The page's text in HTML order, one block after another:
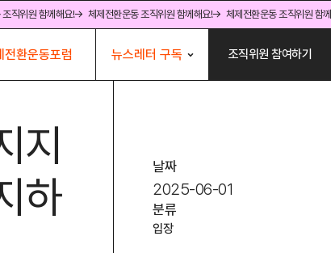
직위원 함께해요!→ 체제전환운동 조직위원 함께해요!→ 체제전환운동 조직위원 함
환운동포럼 뉴스레터 구독 조직위원 참여하기
지
하
날짜
2025-06-01
분류
입장